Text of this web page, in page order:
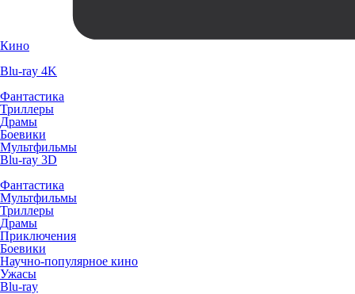
Кино
Blu-ray 4K
Фантастика
Триллеры
Драмы
Боевики
Мультфильмы
Blu-ray 3D
Фантастика
Мультфильмы
Триллеры
Драмы
Приключения
Боевики
Научно-популярное кино
Ужасы
Blu-ray